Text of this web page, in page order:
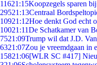
11621:15Koopzegels sparen
29521:13Centraal
10921:12Hoe denkt God echt
10021:11De Schatkamer van
7521:09Trump wil dat J.D.
6321:07Zou je vreemdgaan in
15821:06[WLR SC #417]